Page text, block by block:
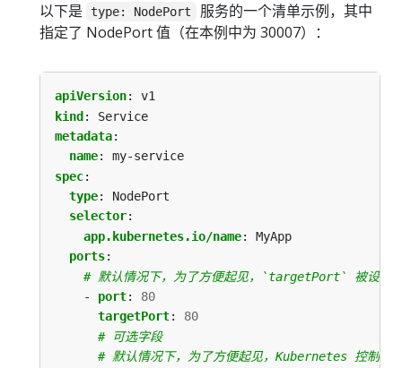
以下是
type: NodePort
服务的一个清单示例，其中
指定了 NodePort 值（在本例中为 30007）：
apiVersion:
v1
kind:
Service
metadata:
name:
my-service
spec:
type:
NodePort
selector:
app.kubernetes.io/name:
MyApp
ports:
# 默认情况下，为了方便起见，`targetPort` 被设置
- port:
80
targetPort:
80
# 可选字段
# 默认情况下，为了方便起见，Kubernetes 控制平